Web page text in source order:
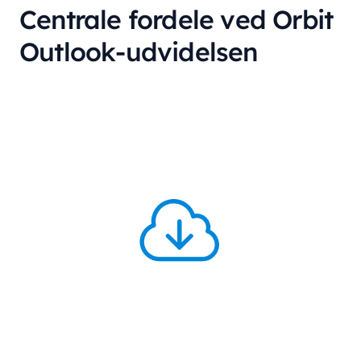
Centrale fordele ved Orbit
Outlook-udvidelsen